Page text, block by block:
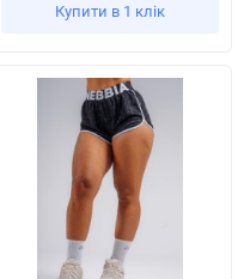
Купити в 1 клік